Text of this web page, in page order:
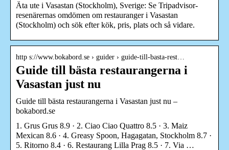
Äta ute i Vasastan (Stockholm), Sverige: Se Tripadvisor-
resenärernas omdömen om restauranger i Vasastan
(Stockholm) och sök efter kök, pris, plats och så vidare.
http s://www.bokabord.se › guider › guide-till-basta-rest…
Guide till bästa restaurangerna i
Vasastan just nu
Guide till bästa restaurangerna i Vasastan just nu –
bokabord.se
1. Grus Grus 8.9 · 2. Ciao Ciao Quattro 8.5 · 3. Maiz
Mexican 8.6 · 4. Greasy Spoon, Hagagatan, Stockholm 8.7 ·
5. Ritorno 8.4 · 6. Restaurang Lilla Prag 8.5 · 7. Via …